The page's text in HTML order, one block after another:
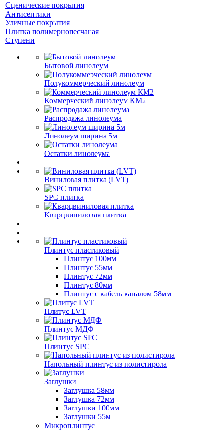
Сценические покрытия
Антисептики
Уличные покрытия
Плитка полимернопесчаная
Ступени
Бытовой линолеум
Полукоммерческий линолеум
Коммерческий линолеум КМ2
Распродажа линолеума
Линолеум ширина 5м
Остатки линолеума
Виниловая плитка (LVT)
SPC плитка
Кварцвиниловая плитка
Плинтус пластиковый
Плинтус 100мм
Плинтус 55мм
Плинтус 72мм
Плинтус 80мм
Плинтус с кабель каналом 58мм
Плитус LVT
Плинтус МДФ
Плинтус SPC
Напольный плинтус из полистирола
Заглушки
Заглушка 58мм
Заглушка 72мм
Заглушки 100мм
Заглушки 55м
Микроплинтус